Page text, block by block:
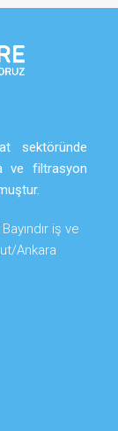
sektöründe
ve filtrasyon
iş ve
Ankara